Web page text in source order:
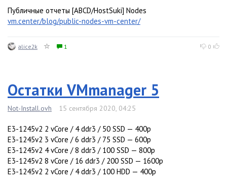
Публичные отчеты [ABCD/HostSuki] Nodes
vm.center/blog/public-nodes-vm-center/
alice2k 1 0
Остатки VMmanager 5
Not-Install.ovh 15 сентября 2020, 04:25
E3-1245v2 2 vCore / 4 ddr3 / 50 SSD — 400р
E3-1245v2 3 vCore / 6 ddr3 / 75 SSD — 600р
E3-1245v2 4 vCore / 8 ddr3 / 100 SSD — 800р
E3-1245v2 8 vCore / 16 ddr3 / 200 SSD — 1600р
E3-1245v2 2 vCore / 4 ddr3 / 100 HDD — 400р